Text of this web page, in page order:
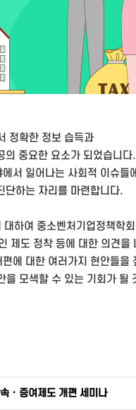
정확한 정보 습득과
의 중요한 요소가 되었습니다.
서 일어나는 사회적 이슈들
단하는 자리를 마련합니다.
하여 중소벤처기업정책학회
제도 정착 등에 대한 의견을
에 대한 여러가지 현안들을
을 모색할 수 있는 기회가 될
· 증여제도 개편 세미나